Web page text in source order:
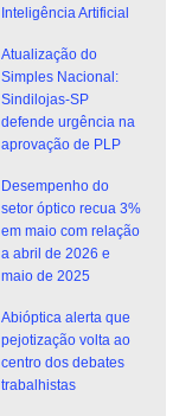
Inteligência Artificial
Atualização do
Simples Nacional:
Sindilojas-SP
defende urgência na
aprovação de PLP
Desempenho do
setor óptico recua 3%
em maio com relação
a abril de 2026 e
maio de 2025
Abióptica alerta que
pejotização volta ao
centro dos debates
trabalhistas